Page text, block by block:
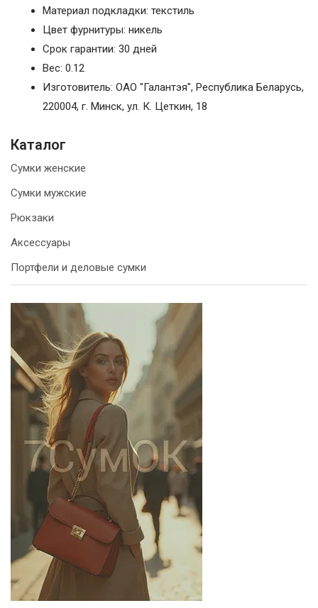
Материал подкладки: текстиль
Цвет фурнитуры: никель
Срок гарантии: 30 дней
Вес: 0.12
Изготовитель: ОАО "Галантэя", Республика Беларусь,
220004, г. Минск, ул. К. Цеткин, 18
Каталог
Сумки женские
Сумки мужские
Рюкзаки
Аксессуары
Портфели и деловые сумки